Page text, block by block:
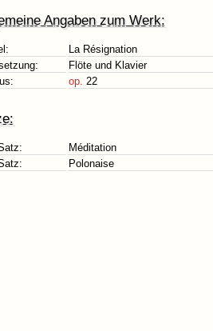
Angaben zum Werk:
La Résignation
Flöte und Klavier
op. 22
Méditation
Polonaise